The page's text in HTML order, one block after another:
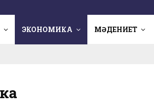
ЭКОНОМИКА МӘДЕНИЕТ